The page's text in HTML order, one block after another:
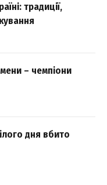
традиції,
– чемпіони
дня вбито